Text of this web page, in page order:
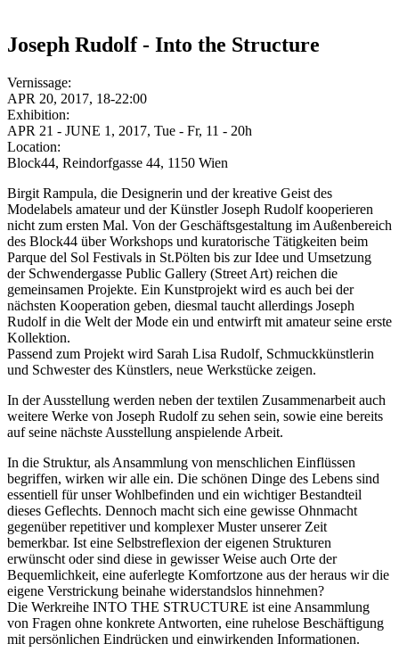
Joseph Rudolf - Into the Structure
Vernissage:
APR 20, 2017, 18-22:00
Exhibition:
APR 21 - JUNE 1, 2017, Tue - Fr, 11 - 20h
Location:
Block44, Reindorfgasse 44, 1150 Wien
Birgit Rampula, die Designerin und der kreative Geist des
Modelabels amateur und der Künstler Joseph Rudolf kooperieren
nicht zum ersten Mal. Von der Geschäftsgestaltung im Außenbereich
des Block44 über Workshops und kuratorische Tätigkeiten beim
Parque del Sol Festivals in St.Pölten bis zur Idee und Umsetzung
der Schwendergasse Public Gallery (Street Art) reichen die
gemeinsamen Projekte. Ein Kunstprojekt wird es auch bei der
nächsten Kooperation geben, diesmal taucht allerdings Joseph
Rudolf in die Welt der Mode ein und entwirft mit amateur seine erste
Kollektion.
Passend zum Projekt wird Sarah Lisa Rudolf, Schmuckkünstlerin
und Schwester des Künstlers, neue Werkstücke zeigen.
In der Ausstellung werden neben der textilen Zusammenarbeit auch
weitere Werke von Joseph Rudolf zu sehen sein, sowie eine bereits
auf seine nächste Ausstellung anspielende Arbeit.
In die Struktur, als Ansammlung von menschlichen Einflüssen
begriffen, wirken wir alle ein. Die schönen Dinge des Lebens sind
essentiell für unser Wohlbefinden und ein wichtiger Bestandteil
dieses Geflechts. Dennoch macht sich eine gewisse Ohnmacht
gegenüber re­pe­ti­tiver und komplexer Muster unserer Zeit
bemerkbar. Ist eine Selbstreflexion der eigenen Strukturen
erwünscht oder sind diese in gewisser Weise auch Orte der
Bequemlichkeit, eine auferlegte Komfortzone aus der heraus wir die
eigene Verstrickung beinahe widerstandslos hinnehmen?
Die Werkreihe INTO THE STRUCTURE ist eine Ansammlung
von Fragen ohne konkrete Antworten, eine ruhelose Beschäftigung
mit persönlichen Eindrücken und einwirkenden Informationen.